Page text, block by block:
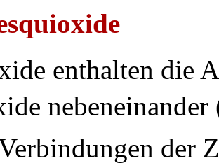
enthalten die
nebeneinander
der